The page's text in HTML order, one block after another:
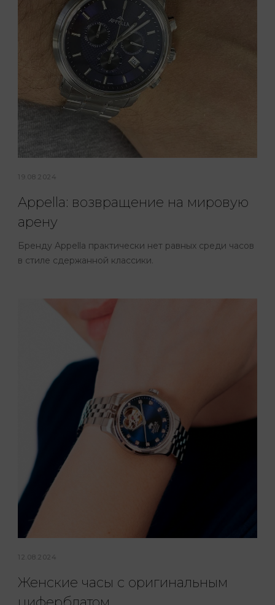
19.08.2024
Appella: возвращение на мировую
арену
Бренду Appella практически нет равных среди часов
в стиле сдержанной классики.
12.08.2024
Женские часы с оригинальным